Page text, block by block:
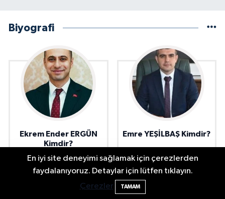
Biyografi
Ekrem Ender ERGÜN
Kimdir?
Emre YEŞİLBAŞ Kimdir?
En iyi site deneyimi sağlamak için çerezlerden
faydalanıyoruz. Detaylar için lütfen tıklayın.
Çerezler
TAMAM
22:47 Festivalde at yarışında kaza: 2 at öldü, 1